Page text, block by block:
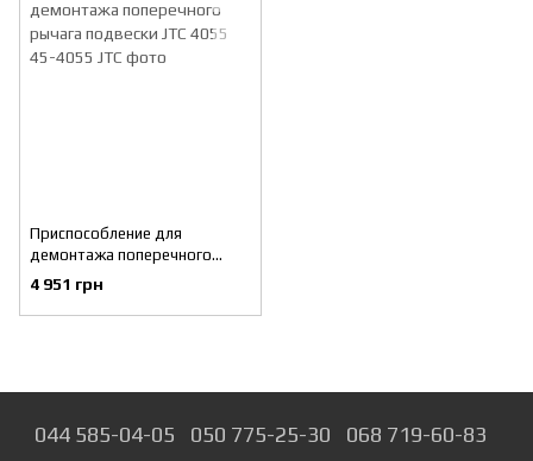
Приспособление для
демонтажа поперечного
рычага подвески JTC 4055
4 951 грн
044 585-04-05 050 775-25-30
068 719-60-83